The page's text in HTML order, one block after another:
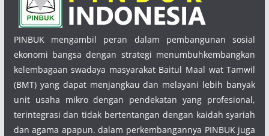
PINBUK mengambil peran dalam pembangunan sosial
ekonomi bangsa dengan strategi menumbuhkembangkan
kelembagaan swadaya masyarakat Baitul Maal wat Tamwil
(BMT) yang dapat menjangkau dan melayani lebih banyak
unit usaha mikro dengan pendekatan yang profesional,
terintegrasi dan tidak bertentangan dengan kaidah syariah
dan agama apapun. dalam perkembangannya PINBUK juga